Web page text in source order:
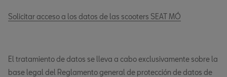
Solicitar acceso a los datos de las scooters SEAT MÓ
El tratamiento de datos se lleva a cabo exclusivamente sobre la
base legal del Reglamento general de protección de datos de